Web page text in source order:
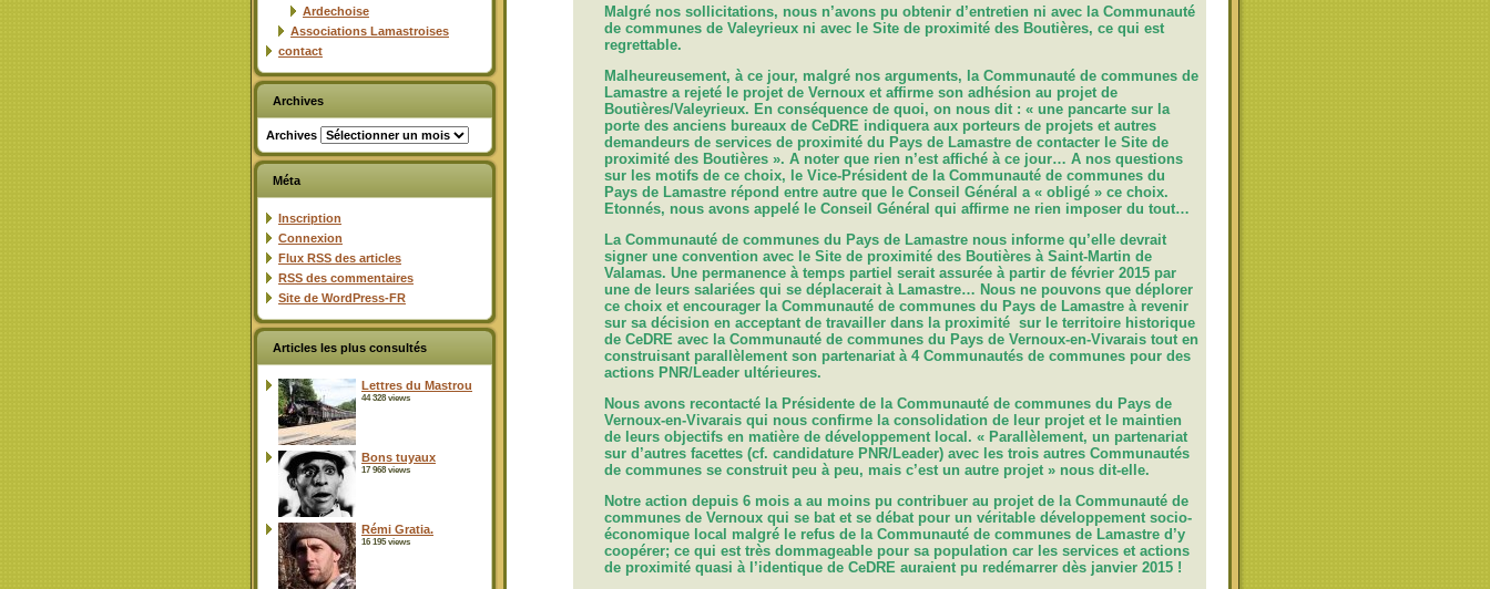
Ardechoise
Associations Lamastroises
contact
Archives
Archives
Méta
Inscription
Connexion
Flux RSS des articles
RSS des commentaires
Site de WordPress-FR
Articles les plus consultés
Lettres du Mastrou
44 328 views
Bons tuyaux
17 968 views
Rémi Gratia.
16 195 views
Malgré nos sollicitations, nous n’avons pu obtenir d’entretien ni avec la Communauté
de communes de Valeyrieux ni avec le Site de proximité des Boutières, ce qui est
regrettable.
Malheureusement, à ce jour, malgré nos arguments, la Communauté de communes de
Lamastre a rejeté le projet de Vernoux et affirme son adhésion au projet de
Boutières/Valeyrieux. En conséquence de quoi, on nous dit : « une pancarte sur la
porte des anciens bureaux de CeDRE indiquera aux porteurs de projets et autres
demandeurs de services de proximité du Pays de Lamastre de contacter le Site de
proximité des Boutières ». A noter que rien n’est affiché à ce jour… A nos questions
sur les motifs de ce choix, le Vice-Président de la Communauté de communes du
Pays de Lamastre répond entre autre que le Conseil Général a « obligé » ce choix.
Etonnés, nous avons appelé le Conseil Général qui affirme ne rien imposer du tout…
La Communauté de communes du Pays de Lamastre nous informe qu’elle devrait
signer une convention avec le Site de proximité des Boutières à Saint-Martin de
Valamas. Une permanence à temps partiel serait assurée à partir de février 2015 par
une de leurs salariées qui se déplacerait à Lamastre… Nous ne pouvons que déplorer
ce choix et encourager la Communauté de communes du Pays de Lamastre à revenir
sur sa décision en acceptant de travailler dans la proximité sur le territoire historique
de CeDRE avec la Communauté de communes du Pays de Vernoux-en-Vivarais tout en
construisant parallèlement son partenariat à 4 Communautés de communes pour des
actions PNR/Leader ultérieures.
Nous avons recontacté la Présidente de la Communauté de communes du Pays de
Vernoux-en-Vivarais qui nous confirme la consolidation de leur projet et le maintien
de leurs objectifs en matière de développement local. « Parallèlement, un partenariat
sur d’autres facettes (cf. candidature PNR/Leader) avec les trois autres Communautés
de communes se construit peu à peu, mais c’est un autre projet » nous dit-elle.
Notre action depuis 6 mois a au moins pu contribuer au projet de la Communauté de
communes de Vernoux qui se bat et se débat pour un véritable développement socio-
économique local malgré le refus de la Communauté de communes de Lamastre d’y
coopérer; ce qui est très dommageable pour sa population car les services et actions
de proximité quasi à l’identique de CeDRE auraient pu redémarrer dès janvier 2015 !